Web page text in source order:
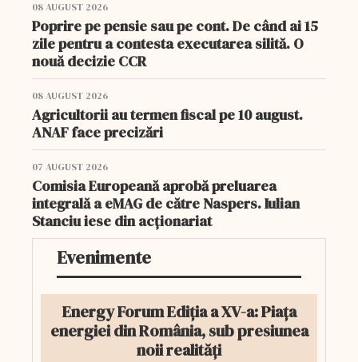
08 AUGUST 2026
Poprire pe pensie sau pe cont. De când ai 15
zile pentru a contesta executarea silită. O
nouă decizie CCR
08 AUGUST 2026
Agricultorii au termen fiscal pe 10 august.
ANAF face precizări
07 AUGUST 2026
Comisia Europeană aprobă preluarea
integrală a eMAG de către Naspers. Iulian
Stanciu iese din acționariat
Evenimente
Energy Forum Ediția a XV-a: Piața
energiei din România, sub presiunea
noii realități